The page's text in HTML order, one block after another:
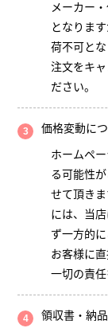
メーカー
となりま
荷不可と
注文をキ
ださい。
価格変動に
ホームペ
る可能性
せて頂き
には、当
ず一方的
お客様に
一切の責
領収書・納